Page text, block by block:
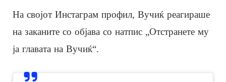
На својот Инстаграм профил, Вучиќ реагираше
на заканите со објава со натпис „Отстранете му
ја главата на Вучиќ“.